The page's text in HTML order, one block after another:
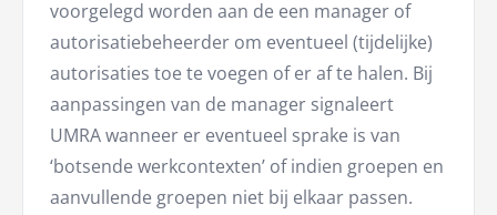
voorgelegd worden aan de een manager of
autorisatiebeheerder om eventueel (tijdelijke)
autorisaties toe te voegen of er af te halen. Bij
aanpassingen van de manager signaleert
UMRA wanneer er eventueel sprake is van
‘botsende werkcontexten’ of indien groepen en
aanvullende groepen niet bij elkaar passen.